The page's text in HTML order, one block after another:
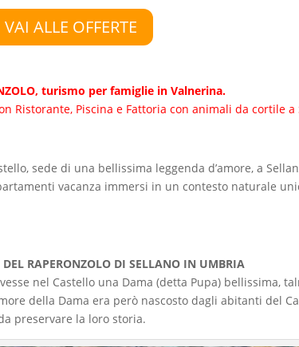
VAI ALLE OFFERTE
turismo per famiglie in Valnerina.
Ristorante, Piscina e Fattoria con animali da cortile
sede di una bellissima leggenda d’amore, a
vacanza immersi in un contesto naturale
DEL RAPERONZOLO DI SELLANO IN UMBRIA
nel Castello una Dama (detta Pupa)
della Dama era però nascosto dagli abitanti del
preservare la loro storia.